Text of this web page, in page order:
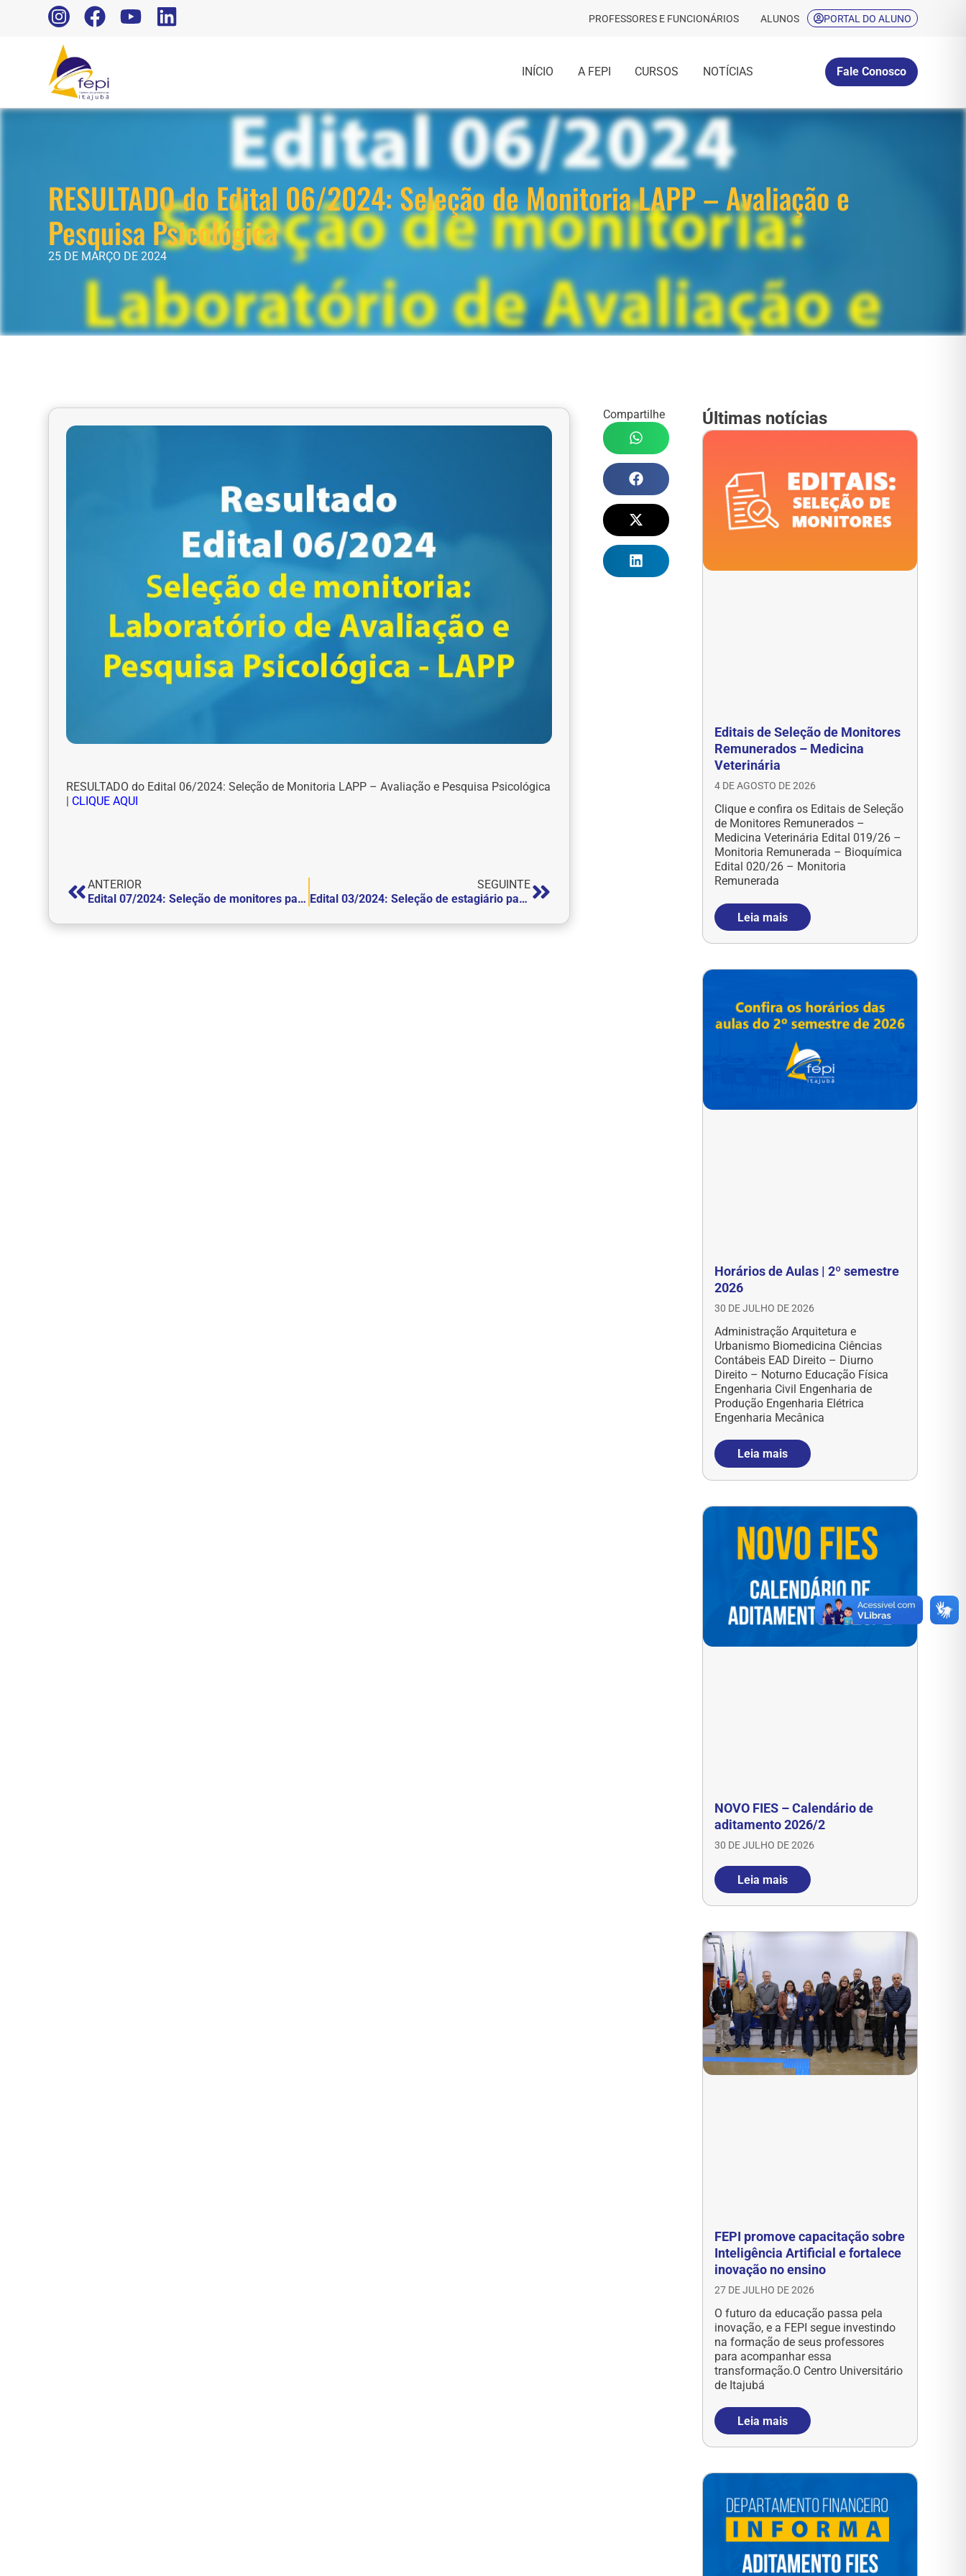
PROFESSORES E FUNCIONÁRIOS ALUNOS PORTAL DO ALUNO
INÍCIO A FEPI CURSOS NOTÍCIAS Fale Conosco
RESULTADO do Edital 06/2024: Seleção de Monitoria LAPP – Avaliação e
Pesquisa Psicológica
25 DE MARÇO DE 2024
RESULTADO do Edital 06/2024: Seleção de Monitoria LAPP – Avaliação e Pesquisa Psicológica
CLIQUE AQUI
ANTERIOR
Edital 07/2024: Seleção de monitores para o Laboratório de Eletrotermofototerapia e Motricidade Humana
SEGUINTE
Edital 03/2024: Seleção de estagiário para o Núcleo de Apoio Contábil Fiscal (NAF)
Compartilhe Últimas notícias
Editais de Seleção de Monitores
Remunerados – Medicina
Veterinária
4 DE AGOSTO DE 2026
Clique e confira os Editais de Seleção
de Monitores Remunerados –
Medicina Veterinária Edital 019/26 –
Monitoria Remunerada – Bioquímica
Edital 020/26 – Monitoria
Remunerada
Leia mais
Horários de Aulas | 2º semestre
2026
30 DE JULHO DE 2026
Administração Arquitetura e
Urbanismo Biomedicina Ciências
Contábeis EAD Direito – Diurno
Direito – Noturno Educação Física
Engenharia Civil Engenharia de
Produção Engenharia Elétrica
Engenharia Mecânica
Leia mais
NOVO FIES – Calendário de
aditamento 2026/2
30 DE JULHO DE 2026
Leia mais
FEPI promove capacitação sobre
Inteligência Artificial e fortalece
inovação no ensino
27 DE JULHO DE 2026
O futuro da educação passa pela
inovação, e a FEPI segue investindo
na formação de seus professores
para acompanhar essa
transformação.O Centro Universitário
de Itajubá
Leia mais